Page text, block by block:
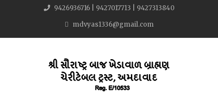
9426936716 | 9427017713 | 9427313840
mdvyas1336@gmail.com